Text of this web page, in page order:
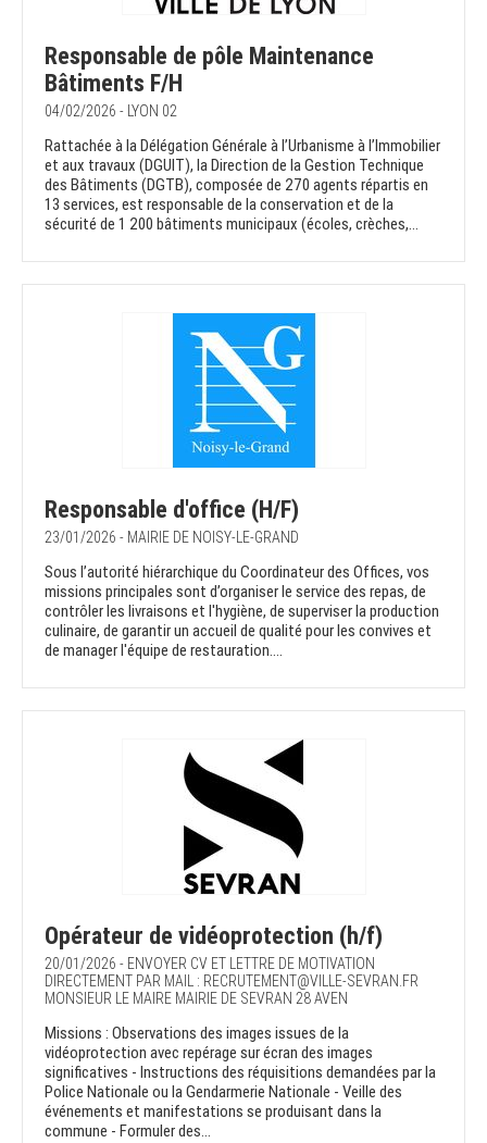
Responsable de pôle Maintenance
Bâtiments F/H
04/02/2026 - LYON 02
Rattachée à la Délégation Générale à l’Urbanisme à l’Immobilier
et aux travaux (DGUIT), la Direction de la Gestion Technique
des Bâtiments (DGTB), composée de 270 agents répartis en
13 services, est responsable de la conservation et de la
sécurité de 1 200 bâtiments municipaux (écoles, crèches,...
Responsable d'office (H/F)
23/01/2026 - MAIRIE DE NOISY-LE-GRAND
Sous l’autorité hiérarchique du Coordinateur des Offices, vos
missions principales sont d’organiser le service des repas, de
contrôler les livraisons et l'hygiène, de superviser la production
culinaire, de garantir un accueil de qualité pour les convives et
de manager l'équipe de restauration....
Opérateur de vidéoprotection (h/f)
20/01/2026 - ENVOYER CV ET LETTRE DE MOTIVATION
DIRECTEMENT PAR MAIL : RECRUTEMENT@VILLE-SEVRAN.FR
MONSIEUR LE MAIRE MAIRIE DE SEVRAN 28 AVEN
Missions : Observations des images issues de la
vidéoprotection avec repérage sur écran des images
significatives - Instructions des réquisitions demandées par la
Police Nationale ou la Gendarmerie Nationale - Veille des
événements et manifestations se produisant dans la
commune - Formuler des...